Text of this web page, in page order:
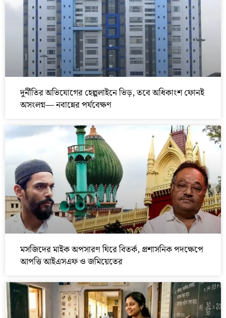
দুর্নীতির অভিযোগের হেল্পলাইনে ভিড়, তবে অধিকাংশ ফোনই
অসংলগ্ন— নবান্নের পর্যবেক্ষণ
মসজিদের মাইক অপসারণ ঘিরে বিতর্ক, প্রশাসনিক পদক্ষেপে
আপত্তি আইএসএফ ও জমিয়েতের